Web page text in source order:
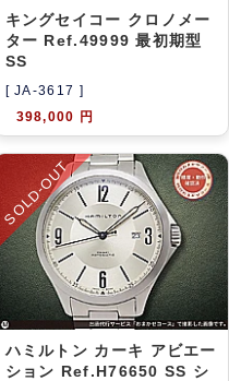
キングセイコー クロノメー
ター Ref.49999 最初期型
SS
[ JA-3617 ]
398,000 円
SOLD-OUT
ハミルトン カーキ アビエー
ション Ref.H76650 SS シ